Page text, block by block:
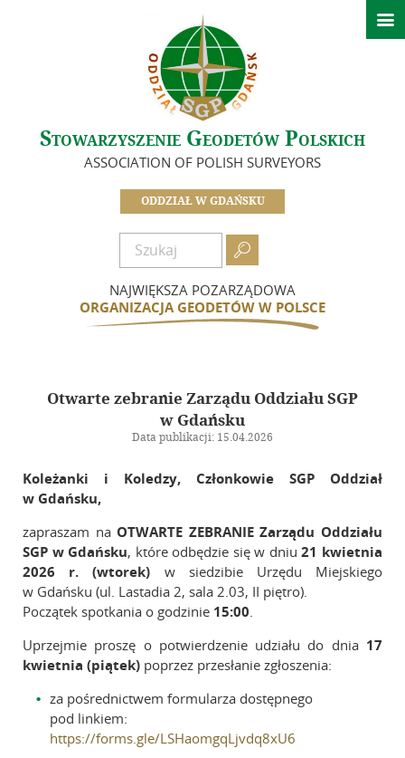
Stowarzyszenie Geodetów Polskich
ASSOCIATION OF POLISH SURVEYORS
ODDZIAŁ W GDAŃSKU

NAJWIĘKSZA POZARZĄDOWA
ORGANIZACJA GEODETÓW W POLSCE

Strona główna
Ważne informacje
O nas
Zarząd
In Memoriam
Historia Oddziału
Dokumenty
Składki
Kalendarz wydarzeń
Biuletyn
Galeria
Zarząd Główny
Linki
Kontakt
Otwarte zebranie Zarządu Oddziału SGP
w Gdańsku
Data publikacji: 15.04.2026
Koleżanki i Koledzy, Członkowie SGP Oddział
w Gdańsku,
zapraszam na OTWARTE ZEBRANIE Zarządu Oddziału
SGP w Gdańsku, które odbędzie się w dniu21 kwietnia
2026 r. (wtorek) w siedzibie Urzędu Miejskiego
w Gdańsku (ul. Lastadia 2, sala 2.03, II piętro).
Początek spotkania o godzinie 15:00
Uprzejmie proszę o potwierdzenie udziału do dnia 17
kwietnia (piątek) poprzez przesłanie zgłoszenia:
za pośrednictwem formularza dostępnego
pod linkiem:
https://forms.gle/LSHaomgqLjvdq8xU6